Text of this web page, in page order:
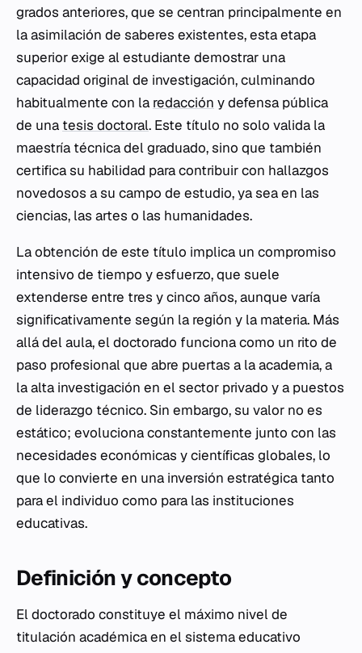
grados anteriores, que se centran principalmente en
la asimilación de saberes existentes, esta etapa
superior exige al estudiante demostrar una
capacidad original de investigación, culminando
habitualmente con la redacción y defensa pública
de una tesis doctoral. Este título no solo valida la
maestría técnica del graduado, sino que también
certifica su habilidad para contribuir con hallazgos
novedosos a su campo de estudio, ya sea en las
ciencias, las artes o las humanidades.
La obtención de este título implica un compromiso
intensivo de tiempo y esfuerzo, que suele
extenderse entre tres y cinco años, aunque varía
significativamente según la región y la materia. Más
allá del aula, el doctorado funciona como un rito de
paso profesional que abre puertas a la academia, a
la alta investigación en el sector privado y a puestos
de liderazgo técnico. Sin embargo, su valor no es
estático; evoluciona constantemente junto con las
necesidades económicas y científicas globales, lo
que lo convierte en una inversión estratégica tanto
para el individuo como para las instituciones
educativas.
Definición y concepto
El doctorado constituye el máximo nivel de
titulación académica en el sistema educativo